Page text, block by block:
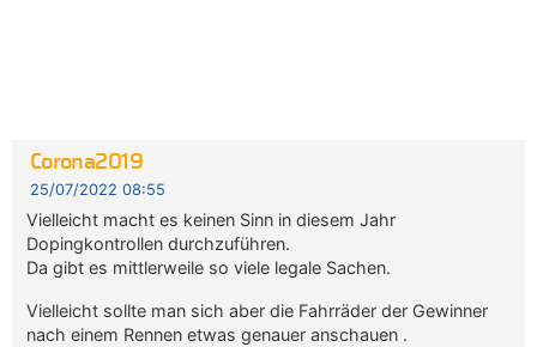
Corona2019
25/07/2022 08:55
Vielleicht macht es keinen Sinn in diesem Jahr
Dopingkontrollen durchzuführen.
Da gibt es mittlerweile so viele legale Sachen.
Vielleicht sollte man sich aber die Fahrräder der Gewinner
nach einem Rennen etwas genauer anschauen .